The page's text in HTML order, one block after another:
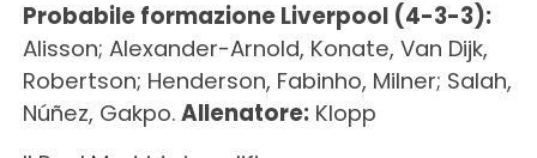
Probabile formazione Liverpool (4-3-3):
Alisson; Alexander-Arnold, Konate, Van Dijk,
Robertson; Henderson, Fabinho, Milner; Salah,
Núñez, Gakpo. Allenatore:Klopp